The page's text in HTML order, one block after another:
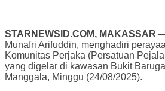
STARNEWSID.COM, MAKASSAR
Munafri Arifuddin, menghadiri
Komunitas Perjaka (Persatuan
yang digelar di kawasan Bukit
Manggala, Minggu (24/08/2025).